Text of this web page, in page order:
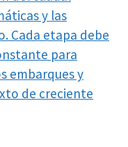
y las
Cada etapa debe
para
embarques y
de creciente